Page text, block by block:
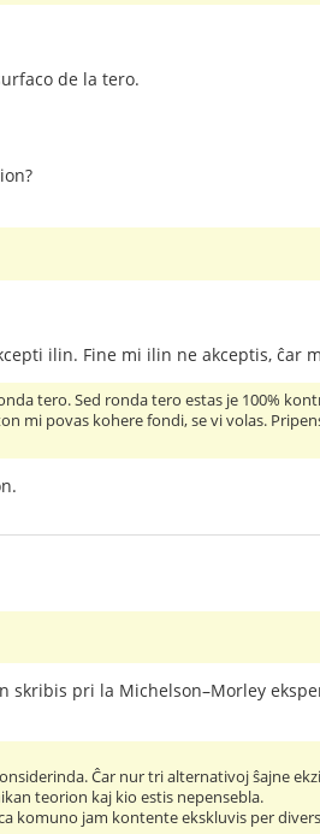
de la tero.
ilin. Fine mi ilin ne akceptis, ĉar
tero. Sed ronda tero estas je 100%
mi povas kohere fondi, se vi volas.
skribis pri la Michelson–Morley
Ĉar nur tri alternativoj ŝajne
teorion kaj kio estis nepensebla.
komuno jam kontente ekskluvis per